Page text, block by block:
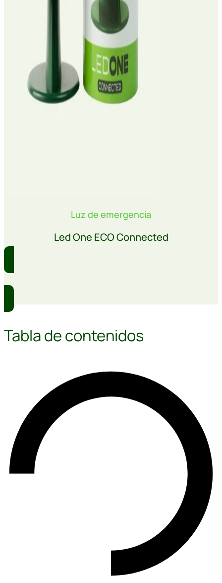
Luz de emergencia
Led One ECO Connected
Tabla de contenidos